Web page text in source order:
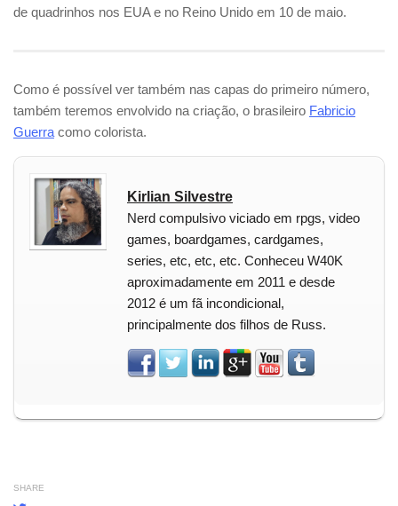
de quadrinhos nos EUA e no Reino Unido em 10 de maio.
Como é possível ver também nas capas do primeiro número,
também teremos envolvido na criação, o brasileiro Fabricio
Guerra como colorista.
Kirlian Silvestre
Nerd compulsivo viciado em rpgs, video
games, boardgames, cardgames,
series, etc, etc, etc. Conheceu W40K
aproximadamente em 2011 e desde
2012 é um fã incondicional,
principalmente dos filhos de Russ.
SHARE